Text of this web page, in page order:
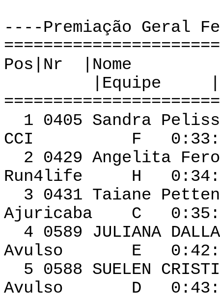
----Premiação Geral
Pos|Nr
|Equipe |Cat |
1 0405 Sandra
CCI F 0:33:19
2 0429
Run4life H
3 0431 Taiane
Ajuricaba C
4 0589
Avulso E
5 0588 SUELEN
Avulso D